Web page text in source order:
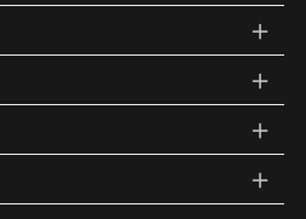
＋
＋
＋
＋